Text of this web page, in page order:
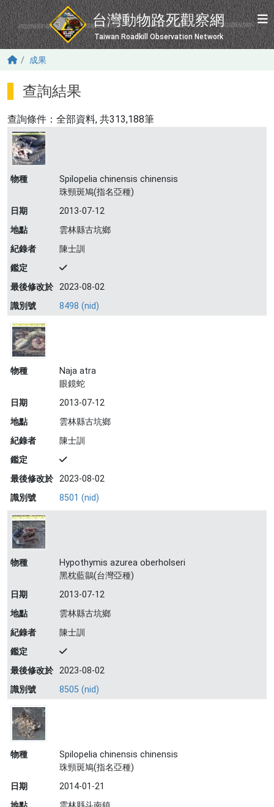
移至主內容
台灣動物路死觀察網
Taiwan Roadkill Observation Network
成果
查詢結果
查詢條件： 全部資料, 共313,188筆
物種
Spilopelia chinensis chinensis
珠頸斑鳩(指名亞種)
日期
2013-07-12
地點
雲林縣古坑鄉
紀錄者
陳士訓
鑑定
最後修改於 2023-08-02
識別號
8498 (nid)
物種
Naja atra
眼鏡蛇
日期
2013-07-12
地點
雲林縣古坑鄉
紀錄者
陳士訓
鑑定
最後修改於 2023-08-02
識別號
8501 (nid)
物種
Hypothymis azurea oberholseri
黑枕藍鶲(台灣亞種)
日期
2013-07-12
地點
雲林縣古坑鄉
紀錄者
陳士訓
鑑定
最後修改於 2023-08-02
識別號
8505 (nid)
物種
Spilopelia chinensis chinensis
珠頸斑鳩(指名亞種)
日期
2014-01-21